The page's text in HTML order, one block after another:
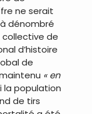
ne serait
dénombré
collective de
d’histoire
de
« en
la population
de tirs